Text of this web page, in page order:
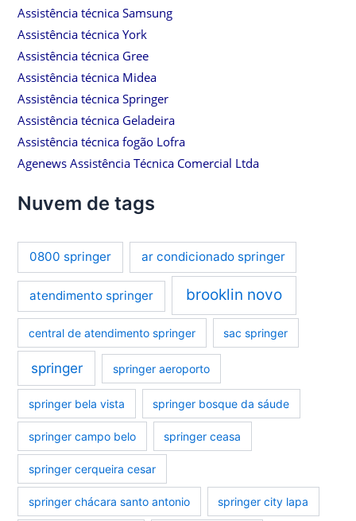
Assistência técnica Samsung
Assistência técnica York
Assistência técnica Gree
Assistência técnica Midea
Assistência técnica Springer
Assistência técnica Geladeira
Assistência técnica fogão Lofra
Agenews Assistência Técnica Comercial Ltda
Nuvem de tags
0800 springer ar condicionado springer
atendimento springer brooklin novo
central de atendimento springer sac springer
springer springer aeroporto
springer bela vista springer bosque da sáude
springer campo belo springer ceasa
springer cerqueira cesar
springer chácara santo antonio springer city lapa